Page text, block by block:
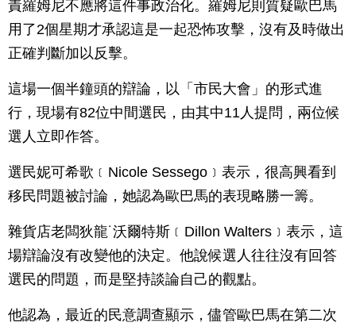
責羅姆尼不應將這件事政治化。羅姆尼則質疑歐巴馬
用了2個星期才承認這是一起恐怖攻擊，沒有及時做出
正確判斷加以反擊。
這場一個半鐘頭的辯論，以「市民大會」的形式進
行，現場有82位中間選民，由其中11人提問，兩位候
選人立即作答。
選民妮可希歌﹝Nicole Sessego﹞表示，很高興看到
移民問題被討論，她認為歐巴馬的表現略勝一籌。
雜貨店老闆狄龍˙沃爾特斯﹝Dillon Walters﹞表示，這
場辯論沒有改變他的決定。他說候選人往往沒有回答
選民的問題，而是堅持談論自己的觀點。
他認為，最近的民意調查顯示，儘管歐巴馬在第二次